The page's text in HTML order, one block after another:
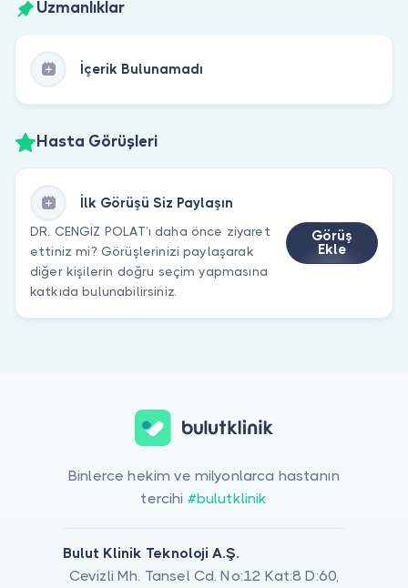
Uzmanlıklar
İçerik Bulunamadı
Hasta Görüşleri
İlk Görüşü Siz Paylaşın
DR. CENGİZ POLAT’ı daha önce ziyaret
ettiniz mi? Görüşlerinizi paylaşarak
diğer kişilerin doğru seçim yapmasına
katkıda bulunabilirsiniz.
Görüş
Ekle
Binlerce hekim ve milyonlarca hastanın
tercihi #bulutklinik
Bulut Klinik Teknoloji A.Ş.
Cevizli Mh. Tansel Cd. No:12 Kat:8 D:60,